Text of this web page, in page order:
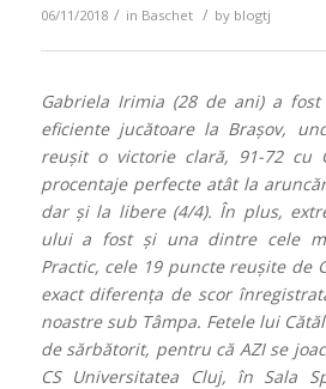
06/11/2018 / in Baschet / by blogtj
Gabriela Irimia (28 de ani) a
eficiente jucătoare la Brașov,
reușit o victorie clară, 91-72 cu
procentaje perfecte atât la
dar și la libere (4/4). În plus,
ului a fost și una dintre cele
Practic, cele 19 puncte reușite de
exact diferența de scor
noastre sub Tâmpa. Fetele lui
de sărbătorit, pentru că AZI se
CS Universitatea Cluj, în Sala